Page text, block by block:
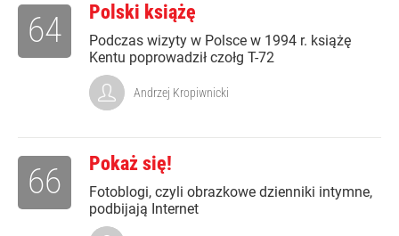
Polski książę
Podczas wizyty w Polsce w 1994 r. książę
Kentu poprowadził czołg T-72
64
Andrzej Kropiwnicki
Pokaż się!
Fotoblogi, czyli obrazkowe dzienniki intymne,
podbijają Internet
66